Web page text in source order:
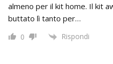
almeno per il kit home. Il kit
buttato lì tanto per…
0 Rispondi